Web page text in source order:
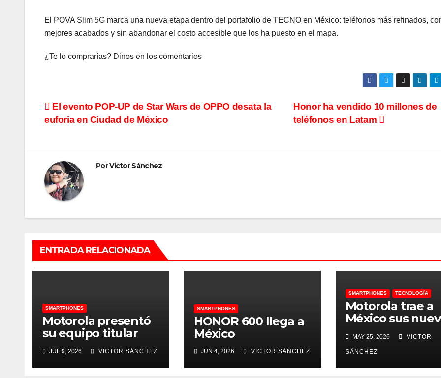
El POVA Slim 5G marca una nueva etapa dentro del portafolio de TECNO en México: teléfonos más refinados,
mejores acabados y sin abandonar el costo accesible que los ha puesto en el mapa.
¿Te lo comprarías? Dinos en los comentarios
Navegación
Honor ha vendido 10 millones de
teléfonos en Latam
El evento POP-UP de Star Wars de OPPO desata la
euforia en Ciudad de México
PorVictor Sánchez
ENTRADA RELACIONADA
SMARTPHONES
Motorola presentó
su equipo titular
para la Copa
Mundial de la FIFA
2026 con figuras del
JUL 9, 2026 VICTOR SÁNCHEZ
SMARTPHONES
HONOR 600 llega a
México
JUN 4, 2026 VICTOR SÁNCHEZ
SMARTPHONES TECNOLOGÍA
Motorola trae a
México sus
plegables
MAY 25, 2026 VICTOR
SÁNCHEZ